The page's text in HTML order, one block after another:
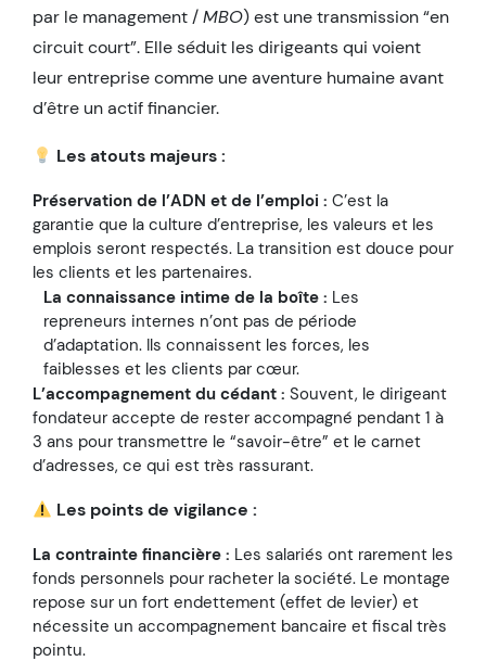
par le management /MBO) est une transmission “en
circuit court”. Elle séduit les dirigeants qui voient
leur entreprise comme une aventure humaine avant
d’être un actif financier.
Les atouts majeurs :
Préservation de l’ADN et de l’emploi : C’est la
garantie que la culture d’entreprise, les valeurs et les
emplois seront respectés. La transition est douce pour
les clients et les partenaires.
La connaissance intime de la boîte : Les
repreneurs internes n’ont pas de période
d’adaptation. Ils connaissent les forces, les
faiblesses et les clients par cœur.
L’accompagnement du cédant : Souvent, le dirigeant
fondateur accepte de rester accompagné pendant 1 à
3 ans pour transmettre le “savoir-être” et le carnet
d’adresses, ce qui est très rassurant.
Les points de vigilance :
La contrainte financière : Les salariés ont rarement les
fonds personnels pour racheter la société. Le montage
repose sur un fort endettement (effet de levier) et
nécessite un accompagnement bancaire et fiscal très
pointu.